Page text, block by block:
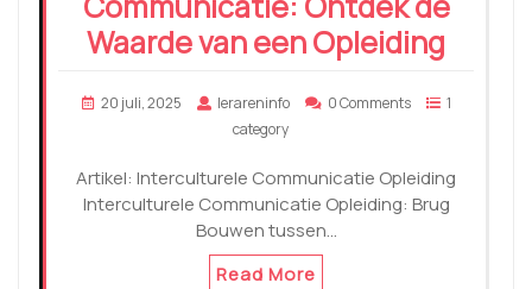
Waarde van een Opleiding
20 juli, 2025 lerareninfo 0 Comments
1
category
Artikel: Interculturele Communicatie Opleiding
Interculturele Communicatie Opleiding: Brug
Bouwen tussen…
Read More